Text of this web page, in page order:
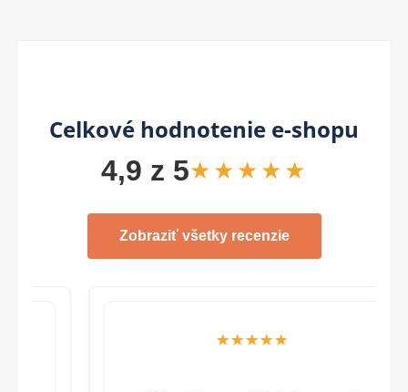
Celkové hodnotenie e-shopu
4,9 z 5★★★★★
Zobraziť všetky recenzie
★★★★★